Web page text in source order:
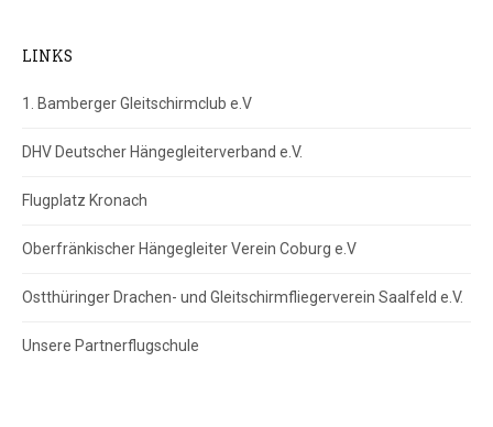
LINKS
1. Bamberger Gleitschirmclub e.V
DHV Deutscher Hängegleiterverband e.V.
Flugplatz Kronach
Oberfränkischer Hängegleiter Verein Coburg e.V
Ostthüringer Drachen- und Gleitschirmfliegerverein Saalfeld e.V.
Unsere Partnerflugschule